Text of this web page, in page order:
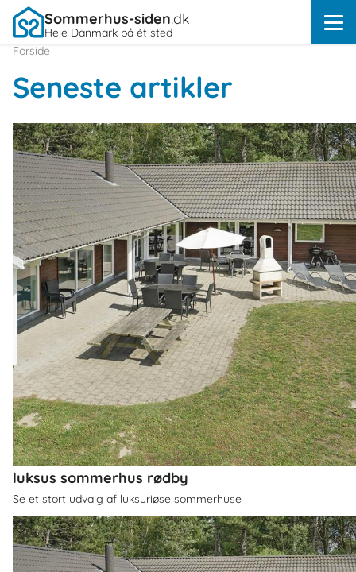
Sommerhus-siden.dk
Hele Danmark på ét sted
Forside
Seneste artikler
luksus sommerhus rødby
Se et stort udvalg af luksuriøse sommerhuse
OmRødby
OmRødby